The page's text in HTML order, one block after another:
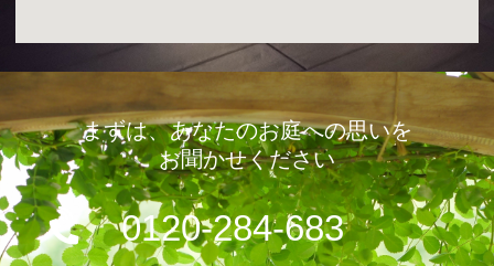
まずは、あなたのお庭への思いを
お聞かせください
0120-284-683